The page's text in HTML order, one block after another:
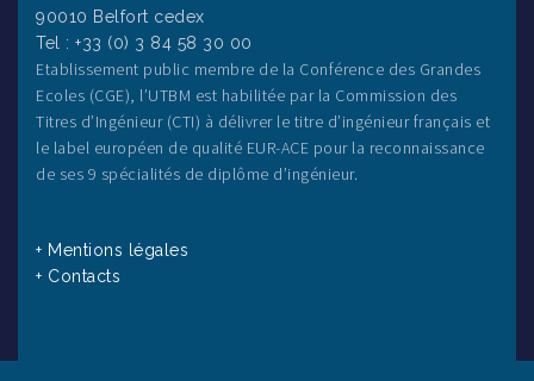
90010 Belfort cedex
Tel : +33 (0) 3 84 58 30 00
Etablissement public membre de la Conférence des Grandes
Ecoles (CGE), l’UTBM est habilitée par la Commission des
Titres d’Ingénieur (CTI) à délivrer le titre d’ingénieur français et
le label européen de qualité EUR-ACE pour la reconnaissance
de ses 9 spécialités de diplôme d’ingénieur.
+ Mentions légales
+ Contacts